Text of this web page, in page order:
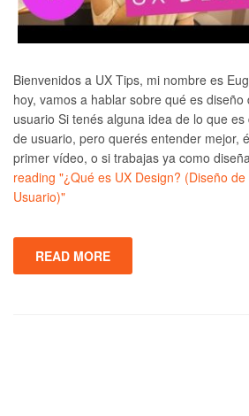
Bienvenidos a UX Tips, mi nombre es
hoy, vamos a hablar sobre qué es
usuario Si tenés alguna idea de lo que
de usuario, pero querés entender mejor,
primer vídeo, o si trabajas ya como
reading "¿Qué es UX Design? (Diseño
Usuario)"
READ MORE